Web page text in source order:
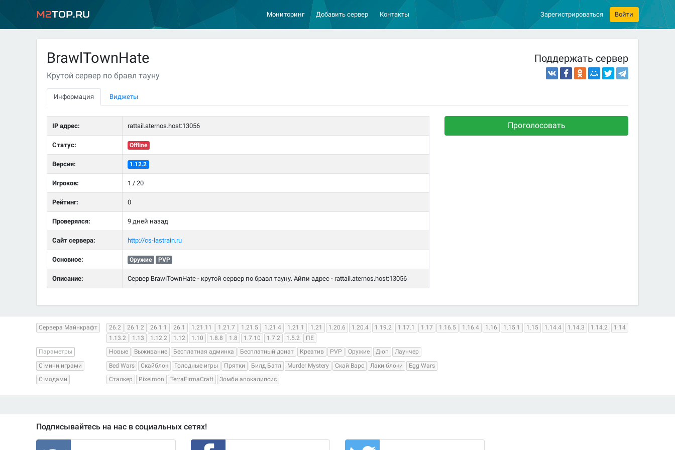
M2Top.ru Мониторинг Добавить сервер Контакты Зарегистрироваться Войти
BrawlTownHate
Крутой сервер по бравл тауну
Поддержать сервер
Информация Виджеты
IP адрес: rattail.aternos.host:13056
Статус: Offline
Версия: 1.12.2
Игроков: 1 / 20
Рейтинг: 0
Проверялся: 9 дней назад
Сайт сервера: http://cs-lastrain.ru
Основное: Оружие PVP
Описание: Сервер BrawlTownHate - крутой сервер по бравл тауну. Айпи адрес - rattail.aternos.host:13056
Проголосовать
Сервера Майнкрафт 26.2 26.1.2 26.1.1 26.1 1.21.11 1.21.7 1.21.5 1.21.4 1.21.1 1.21 1.20.6 1.20.4 1.19.2 1.17.1 1.17 1.16.5 1.16.4 1.16 1.15.1 1.15 1.14.4 1.14.3 1.14.2
1.14
1.13.2
1.13 1.12.2 1.12 1.10 1.8.8 1.8 1.7.10 1.7.2 1.5.2
ПЕ
Параметры
Новые Выживание Бесплатная админка Бесплатный донат Креатив PVP Оружие Дюп
Лаунчер
С мини играми
Bed Wars Скайблок Голодные игры Прятки Билд Батл Murder Mystery Скай Варс Лаки блоки
Egg Wars
С модами
Сталкер Pixelmon TerraFirmaCraft Зомби апокалипсис
Подписывайтесь на нас в социальных сетях!